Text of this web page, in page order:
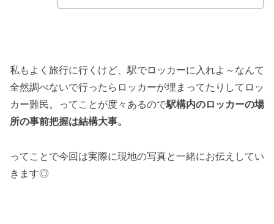
私もよく旅行に行くけど、駅でロッカーに入れよ～なんて
全然調べないで行ったらロッカーが埋まってたりしてロッ
カー難民。ってことが度々あるので駅構内のロッカーの場
所の事前把握は結構大事。
ってことで今回は実際に現地の写真と一緒にお伝えしてい
きます◎